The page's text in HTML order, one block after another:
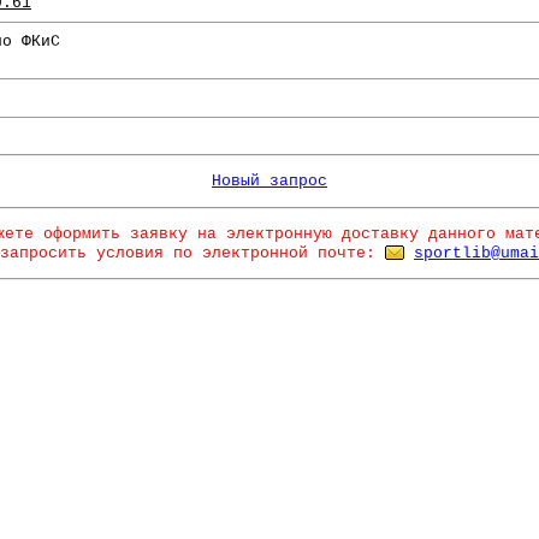
ФКиС
Новый запрос
оформить заявку на электронную доставку данного
условия по электронной почте: